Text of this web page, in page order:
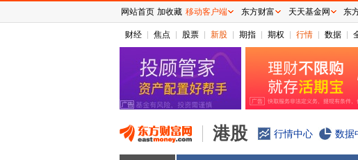
财经 焦点 股票 新股 期指 期权 行情 数据
港股 行情中心 数据
网站首页 加收藏 移动客户端 东方财富 天天基金网 东